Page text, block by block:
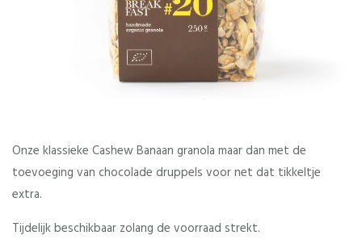
Onze klassieke Cashew Banaan granola maar dan met de
toevoeging van chocolade druppels voor net dat tikkeltje
extra.
Tijdelijk beschikbaar zolang de voorraad strekt.